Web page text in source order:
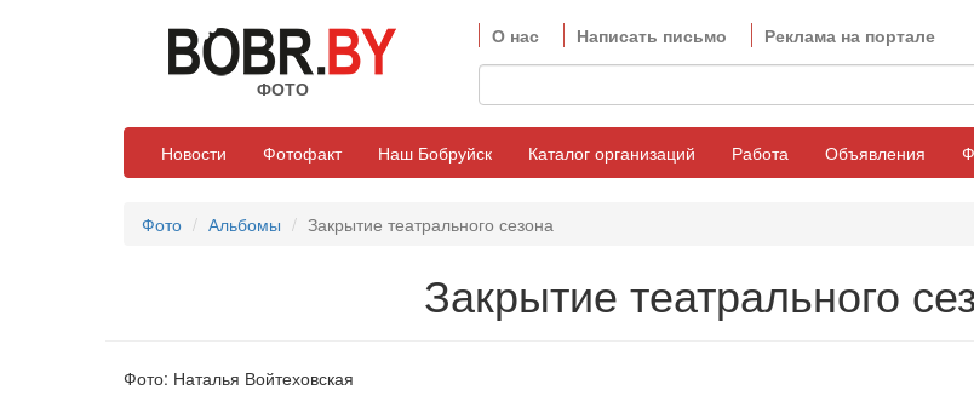
ФОТО
О нас Написать письмо
Реклама на портале
Новости Фотофакт Наш Бобруйск Каталог организаций Работа Объявления
Фото Альбомы Закрытие театрального сезона
Закрытие театрального
Фото: Наталья Войтеховская